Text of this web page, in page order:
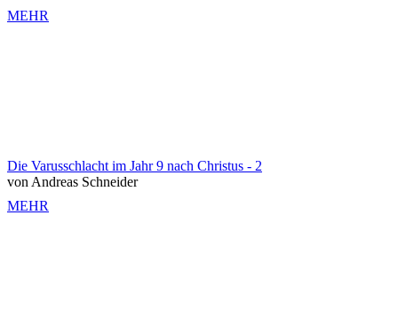
MEHR
Die Varusschlacht im Jahr 9 nach Christus - 2
von Andreas Schneider
MEHR